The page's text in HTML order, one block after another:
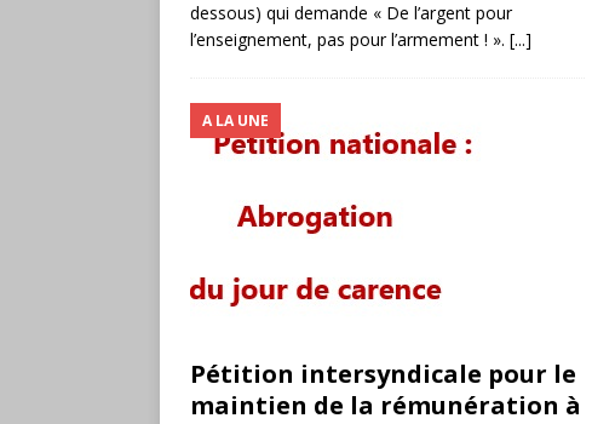
dessous) qui demande « De l’argent pour
l’enseignement, pas pour l’armement ! ». [...]
Pétition intersyndicale pour le
maintien de la rémunération à
A LA UNE